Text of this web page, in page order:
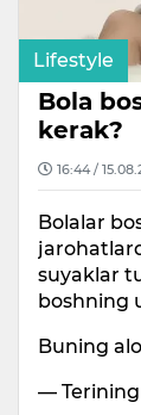
Lifestyle
Bola
kerak?
16:44 /
Bolalar
suyaklar
boshning
Buning
— Terining